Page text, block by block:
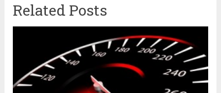
Related Posts